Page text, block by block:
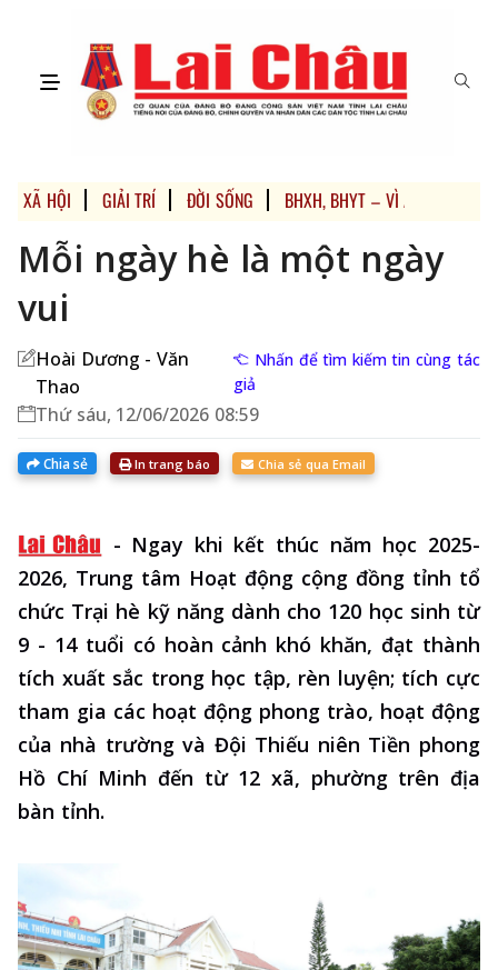
XÃ HỘI GIẢI TRÍ ĐỜI SỐNG BHXH, BHYT – VÌ AN SINH XÃ
Mỗi ngày hè là một ngày
vui
Hoài Dương - Văn
Thao
Nhấn để tìm kiếm tin cùng tác
giả
Thứ sáu, 12/06/2026 08:59
Chia sẻ In trang báo Chia sẻ qua Email
- Ngay khi kết thúc năm học 2025-
2026, Trung tâm Hoạt động cộng đồng tỉnh tổ
chức Trại hè kỹ năng dành cho 120 học sinh từ
9 - 14 tuổi có hoàn cảnh khó khăn, đạt thành
tích xuất sắc trong học tập, rèn luyện; tích cực
tham gia các hoạt động phong trào, hoạt động
của nhà trường và Đội Thiếu niên Tiền phong
Hồ Chí Minh đến từ 12 xã, phường trên địa
bàn tỉnh.